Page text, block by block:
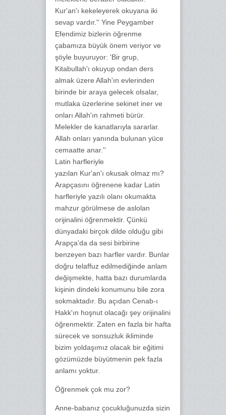
Kur'an'ı kekeleyerek okuyana iki
sevap vardır.'' Yine Peygamber
Efendimiz bizlerin öğrenme
çabamıza büyük önem veriyor ve
şöyle buyuruyor: 'Bir grup,
Kitabullah'ı okuyup ondan ders
almak üzere Allah'ın evlerinden
birinde bir araya gelecek olsalar,
mutlaka üzerlerine sekinet iner ve
onları Allah'ın rahmeti bürür.
Melekler de kanatlarıyla sararlar.
Allah onları yanında bulunan yüce
cemaatte anar.''
Latin harfleriyle
yazılan Kur'an'ı okusak olmaz mı?
Arapçasını öğrenene kadar Latin
harfleriyle yazılı olanı okumakta
mahzur görülmese de aslolan
orijinalini öğrenmektir. Çünkü
dünyadaki birçok dilde olduğu gibi
Arapça'da da sesi birbirine
benzeyen bazı harfler vardır. Bunlar
doğru telaffuz edilmediğinde anlam
değişmekte, hatta bazı durumlarda
kişinin dindeki konumunu bile zora
sokmaktadır. Bu açıdan Cenab-ı
Hakk'ın hoşnut olacağı şey orijinalini
öğrenmektir. Zaten en fazla bir hafta
sürecek ve sonsuzluk ikliminde
bizim yoldaşımız olacak bir eğitimi
gözümüzde büyütmenin pek fazla
anlamı yoktur.
Öğrenmek çok mu zor?
Anne-babanız çocukluğunuzda sizin